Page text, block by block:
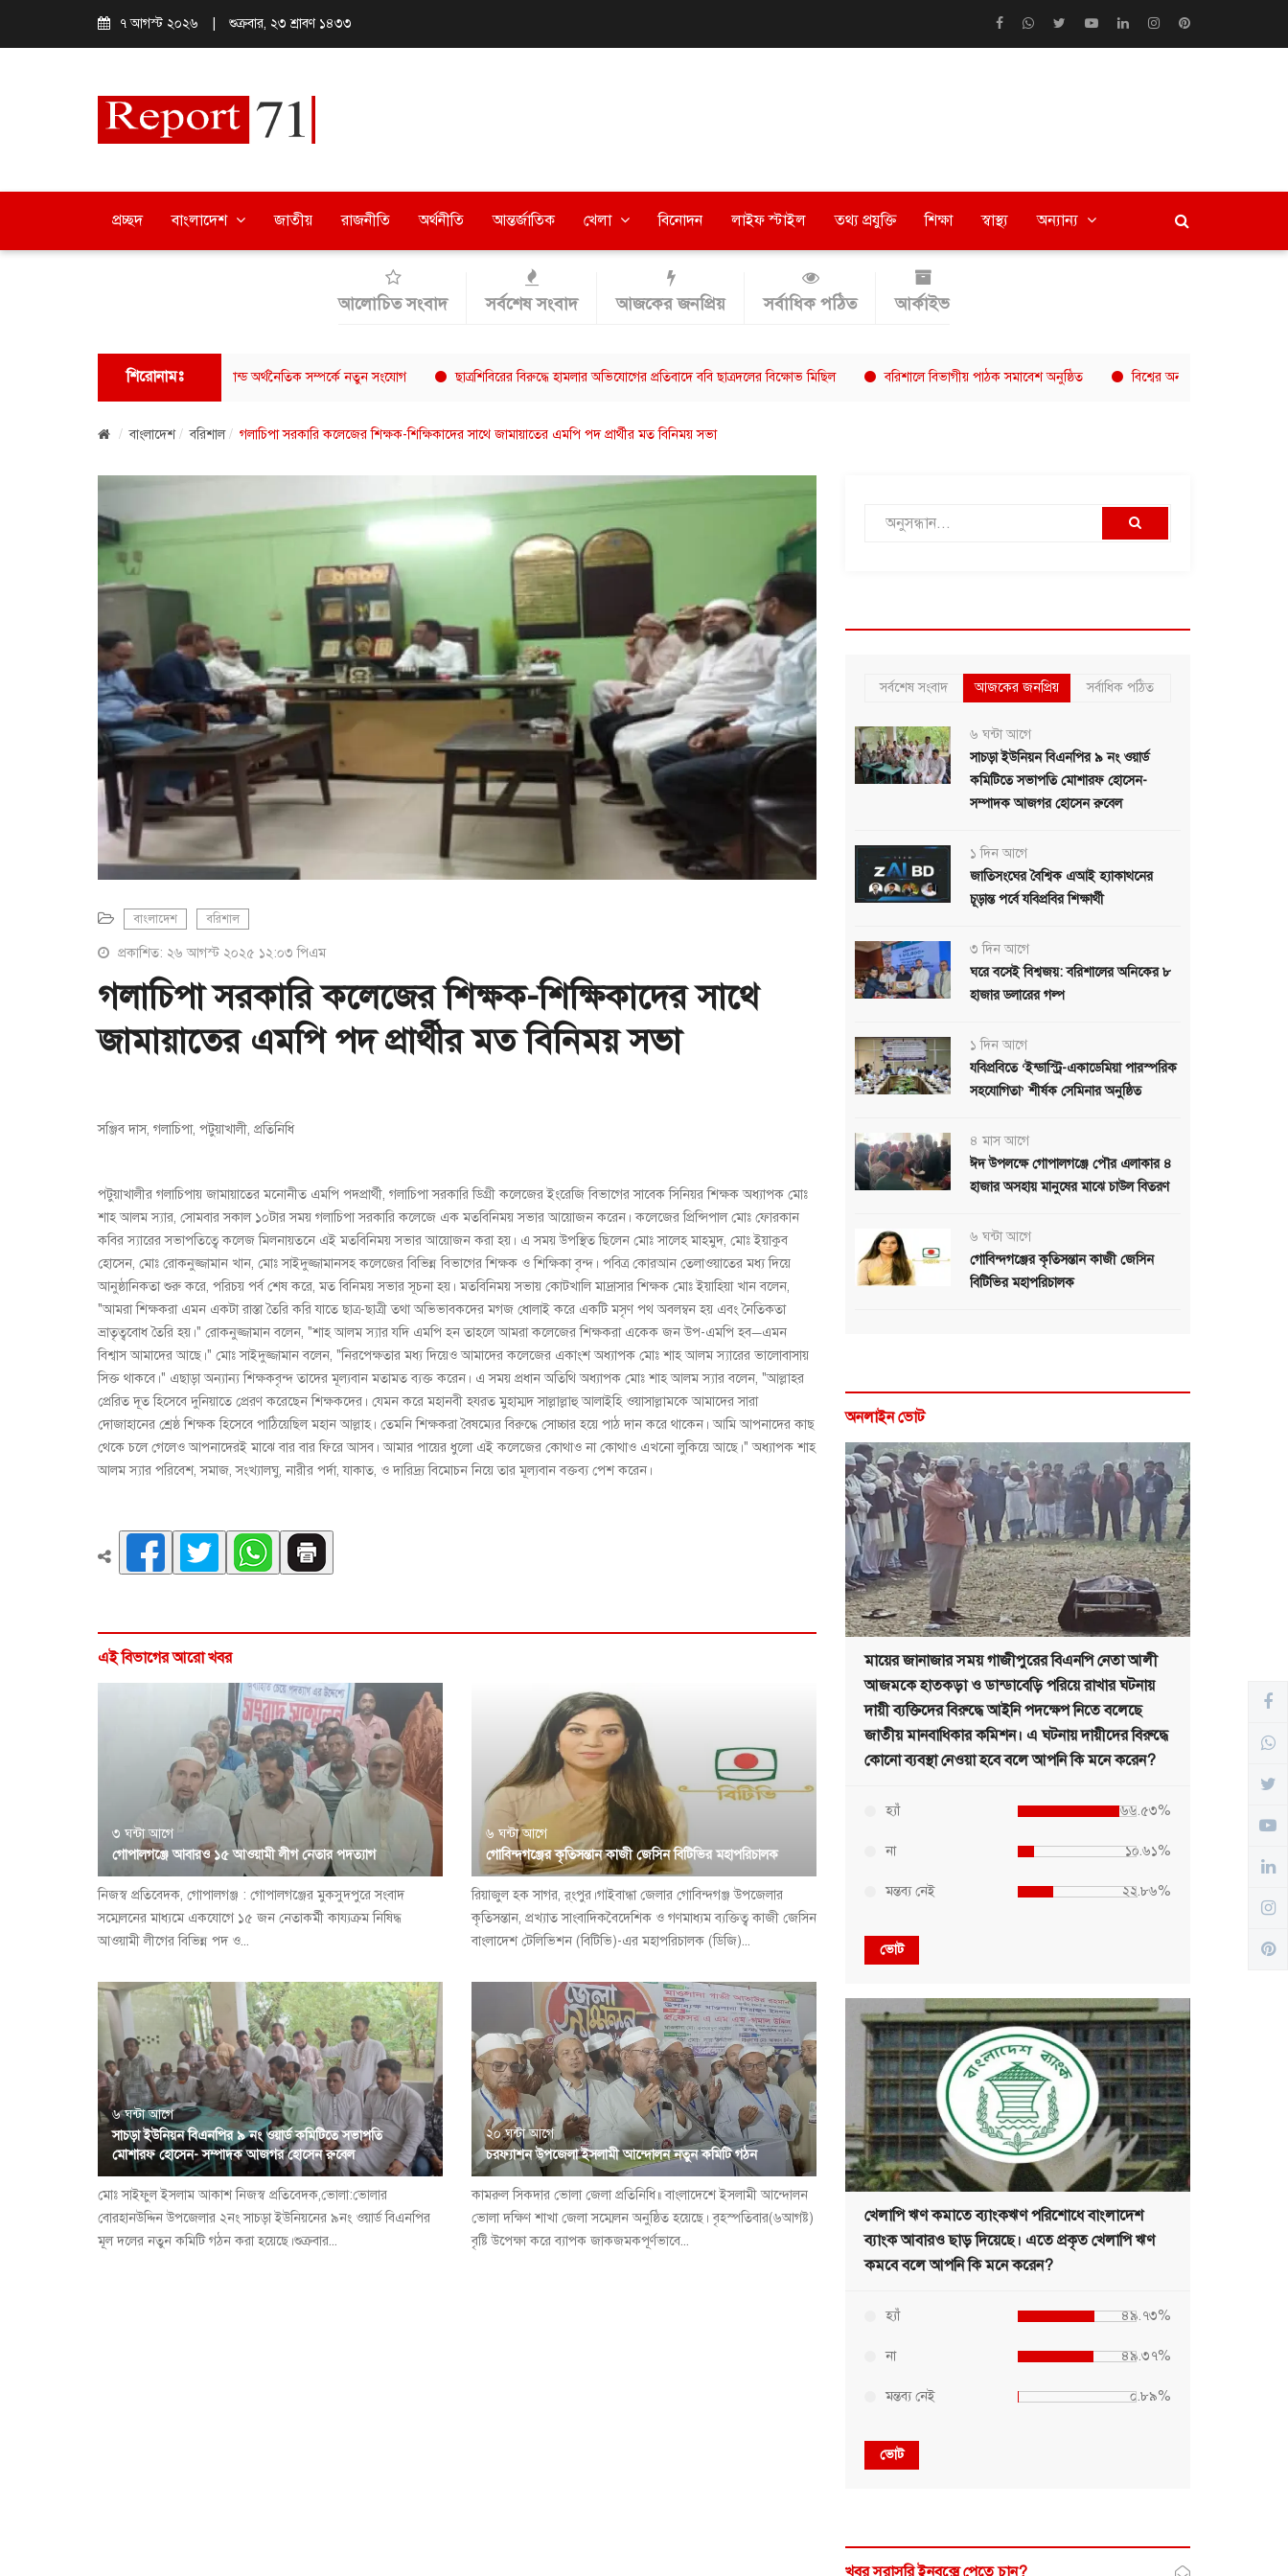
৭ আগস্ট ২০২৬ শুক্রবার, ২৩ শ্রাবণ ১৪৩৩
প্রচ্ছদ বাংলাদেশ জাতীয় রাজনীতি অর্থনীতি আন্তর্জাতিক খেলা বিনোদন লাইফ স্টাইল তথ্য প্রযুক্তি শিক্ষা স্বাস্থ্য অন্যান্য
আলোচিত সংবাদ সর্বশেষ সংবাদ আজকের জনপ্রিয় সর্বাধিক পঠিত আর্কাইভ
শিরোনামঃ
মাধ্যমে বাংলাদেশ-থাইল্যান্ড অর্থনৈতিক সম্পর্কে নতুন সংযোগ ছাত্রশিবিরের বিরুদ্ধে হামলার অভিযোগের প্রতিবাদে ববি ছাত্রদলের বিক্ষোভ মিছিল বরিশালে বিভাগীয় পাঠক সমাবেশ অনুষ্ঠিত বিশ্বের অন্যতম দ্রুত বর্ধনশীল কফি চেইন
বাংলাদেশ বরিশাল গলাচিপা সরকারি কলেজের শিক্ষক-শিক্ষিকাদের সাথে জামায়াতের এমপি পদ প্রার্থীর মত বিনিময় সভা
বাংলাদেশ বরিশাল
প্রকাশিত: ২৬ আগস্ট ২০২৫ ১২:০৩ পিএম
গলাচিপা সরকারি কলেজের শিক্ষক-শিক্ষিকাদের সাথে
জামায়াতের এমপি পদ প্রার্থীর মত বিনিময় সভা
সঞ্জিব দাস, গলাচিপা, পটুয়াখালী, প্রতিনিধি
পটুয়াখালীর গলাচিপায় জামায়াতের মনোনীত এমপি পদপ্রার্থী, গলাচিপা সরকারি ডিগ্রী কলেজের ইংরেজি বিভাগের সাবেক সিনিয়র শিক্ষক অধ্যাপক মোঃ
শাহ আলম স্যার, সোমবার সকাল ১০টার সময় গলাচিপা সরকারি কলেজে এক মতবিনিময় সভার আয়োজন করেন। কলেজের প্রিন্সিপাল মোঃ ফোরকান
কবির স্যারের সভাপতিত্বে কলেজ মিলনায়তনে এই মতবিনিময় সভার আয়োজন করা হয়। এ সময় উপস্থিত ছিলেন মোঃ সালেহ মাহমুদ, মোঃ ইয়াকুব
হোসেন, মোঃ রোকনুজ্জামান খান, মোঃ সাইদুজ্জামানসহ কলেজের বিভিন্ন বিভাগের শিক্ষক ও শিক্ষিকা বৃন্দ। পবিত্র কোরআন তেলাওয়াতের মধ্য দিয়ে
আনুষ্ঠানিকতা শুরু করে, পরিচয় পর্ব শেষ করে, মত বিনিময় সভার সূচনা হয়। মতবিনিময় সভায় কোটখালি মাদ্রাসার শিক্ষক মোঃ ইয়াহিয়া খান বলেন,
"আমরা শিক্ষকরা এমন একটা রাস্তা তৈরি করি যাতে ছাত্র-ছাত্রী তথা অভিভাবকদের মগজ ধোলাই করে একটি মসৃণ পথ অবলম্বন হয় এবং নৈতিকতা
ভ্রাতৃত্ববোধ তৈরি হয়।" রোকনুজ্জামান বলেন, "শাহ আলম স্যার যদি এমপি হন তাহলে আমরা কলেজের শিক্ষকরা একেক জন উপ-এমপি হব—এমন
বিশ্বাস আমাদের আছে।" মোঃ সাইদুজ্জামান বলেন, "নিরপেক্ষতার মধ্য দিয়েও আমাদের কলেজের একাংশ অধ্যাপক মোঃ শাহ আলম স্যারের ভালোবাসায়
সিক্ত থাকবে।" এছাড়া অন্যান্য শিক্ষকবৃন্দ তাদের মূল্যবান মতামত ব্যক্ত করেন। এ সময় প্রধান অতিথি অধ্যাপক মোঃ শাহ আলম স্যার বলেন, "আল্লাহর
প্রেরিত দূত হিসেবে দুনিয়াতে প্রেরণ করেছেন শিক্ষকদের। যেমন করে মহানবী হযরত মুহাম্মদ সাল্লাল্লাহু আলাইহি ওয়াসাল্লামকে আমাদের সারা
দোজাহানের শ্রেষ্ঠ শিক্ষক হিসেবে পাঠিয়েছিল মহান আল্লাহ। তেমনি শিক্ষকরা বৈষম্যের বিরুদ্ধে সোচ্চার হয়ে পাঠ দান করে থাকেন। আমি আপনাদের কাছ
থেকে চলে গেলেও আপনাদেরই মাঝে বার বার ফিরে আসব। আমার পায়ের ধুলো এই কলেজের কোথাও না কোথাও এখনো লুকিয়ে আছে।" অধ্যাপক শাহ
আলম স্যার পরিবেশ, সমাজ, সংখ্যালঘু, নারীর পর্দা, যাকাত, ও দারিদ্র্য বিমোচন নিয়ে তার মূল্যবান বক্তব্য পেশ করেন।
এই বিভাগের আরো খবর
৩ ঘন্টা আগে
গোপালগঞ্জে আবারও ১৫ আওয়ামী লীগ নেতার পদত্যাগ
নিজস্ব প্রতিবেদক, গোপালগঞ্জ : গোপালগঞ্জের মুকসুদপুরে সংবাদ
সম্মেলনের মাধ্যমে একযোগে ১৫ জন নেতাকর্মী কায্যক্রম নিষিদ্ধ
আওয়ামী লীগের বিভিন্ন পদ ও...
৬ ঘন্টা আগে
গোবিন্দগঞ্জের কৃতিসন্তান কাজী জেসিন বিটিভির মহাপরিচালক
রিয়াজুল হক সাগর, র্ংপুর।গাইবান্ধা জেলার গোবিন্দগঞ্জ উপজেলার
কৃতিসন্তান, প্রখ্যাত সাংবাদিকবৈদেশিক ও গণমাধ্যম ব্যক্তিত্ব কাজী জেসিন
বাংলাদেশ টেলিভিশন (বিটিভি)-এর মহাপরিচালক (ডিজি)...
৬ ঘন্টা আগে
সাচড়া ইউনিয়ন বিএনপির ৯ নং ওয়ার্ড কমিটিতে সভাপতি
মোশারফ হোসেন- সম্পাদক আজগর হোসেন রুবেল
মোঃ সাইফুল ইসলাম আকাশ নিজস্ব প্রতিবেদক,ভোলা:ভোলার
বোরহানউদ্দিন উপজেলার ২নং সাচড়া ইউনিয়নের ৯নং ওয়ার্ড বিএনপির
মূল দলের নতুন কমিটি গঠন করা হয়েছে।শুক্রবার...
২০ ঘন্টা আগে
চরফ্যাশন উপজেলা ইসলামী আন্দোলন নতুন কমিটি গঠন
কামরুল সিকদার ভোলা জেলা প্রতিনিধি॥ বাংলাদেশে ইসলামী আন্দোলন
ভোলা দক্ষিণ শাখা জেলা সম্মেলন অনুষ্ঠিত হয়েছে। বৃহস্পতিবার(৬আগষ্ট)
বৃষ্টি উপেক্ষা করে ব্যাপক জাকজমকপূর্ণভাবে...
সর্বশেষ সংবাদ আজকের জনপ্রিয় সর্বাধিক পঠিত
৬ ঘন্টা আগে
সাচড়া ইউনিয়ন বিএনপির ৯ নং ওয়ার্ড
কমিটিতে সভাপতি মোশারফ হোসেন-
সম্পাদক আজগর হোসেন রুবেল
১ দিন আগে
জাতিসংঘের বৈশ্বিক এআই হ্যাকাথনের
চূড়ান্ত পর্বে যবিপ্রবির শিক্ষার্থী
৩ দিন আগে
ঘরে বসেই বিশ্বজয়: বরিশালের অনিকের ৮
হাজার ডলারের গল্প
১ দিন আগে
যবিপ্রবিতে ‘ইন্ডাস্ট্রি-একাডেমিয়া পারস্পরিক
সহযোগিতা’ শীর্ষক সেমিনার অনুষ্ঠিত
৪ মাস আগে
ঈদ উপলক্ষে গোপালগঞ্জে পৌর এলাকার ৪
হাজার অসহায় মানুষের মাঝে চাউল বিতরণ
৬ ঘন্টা আগে
গোবিন্দগঞ্জের কৃতিসন্তান কাজী জেসিন
বিটিভির মহাপরিচালক
অনলাইন ভোট
মায়ের জানাজার সময় গাজীপুরের বিএনপি নেতা আলী
আজমকে হাতকড়া ও ডান্ডাবেড়ি পরিয়ে রাখার ঘটনায়
দায়ী ব্যক্তিদের বিরুদ্ধে আইনি পদক্ষেপ নিতে বলেছে
জাতীয় মানবাধিকার কমিশন। এ ঘটনায় দায়ীদের বিরুদ্ধে
কোনো ব্যবস্থা নেওয়া হবে বলে আপনি কি মনে করেন?
হ্যাঁ ৬৬.৫৩%
না ১০.৬১%
মন্তব্য নেই ২২.৮৬%
ভোট
খেলাপি ঋণ কমাতে ব্যাংকঋণ পরিশোধে বাংলাদেশ
ব্যাংক আবারও ছাড় দিয়েছে। এতে প্রকৃত খেলাপি ঋণ
কমবে বলে আপনি কি মনে করেন?
হ্যাঁ ৪৯.৭৩%
না ৪৯.৩৭%
মন্তব্য নেই ০.৮৯%
ভোট
খবর সরাসরি ইনবক্সে পেতে চান?